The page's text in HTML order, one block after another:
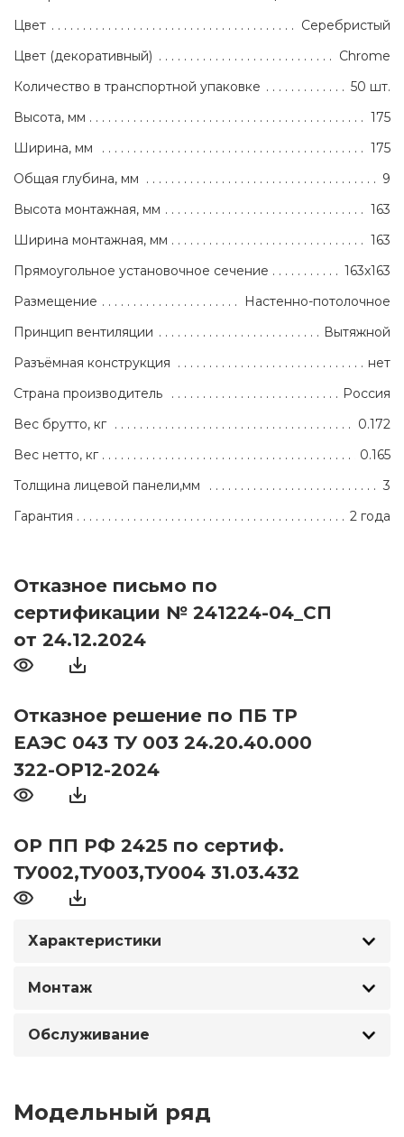
Цвет
Серебристый
Цвет (декоративный)
Chrome
Количество в транспортной упаковке
50 шт.
Высота, мм
175
Ширина, мм
175
Общая глубина, мм
9
Высота монтажная, мм
163
Ширина монтажная, мм
163
Прямоугольное установочное сечение
163x163
Размещение
Настенно-потолочное
Принцип вентиляции
Вытяжной
Разъёмная конструкция
нет
Страна производитель
Россия
Вес брутто, кг
0.172
Вес нетто, кг
0.165
Толщина лицевой панели,мм
3
Гарантия
2 года
Отказное письмо по
сертификации № 241224-04_СП
от 24.12.2024
Отказное решение по ПБ ТР
ЕАЭС 043 ТУ 003 24.20.40.000
322-ОР12-2024
ОР ПП РФ 2425 по сертиф.
ТУ002,ТУ003,ТУ004 31.03.432
Характеристики
Монтаж
Обслуживание
Модельный ряд